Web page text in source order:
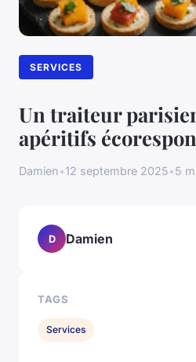
SERVICES
Un traiteur
apéritifs
Damien•12 septembre 2025•5
D Damien
TAGS
Services